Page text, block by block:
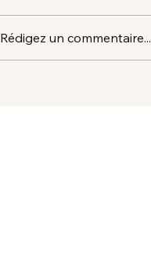
Rédigez un commentaire...